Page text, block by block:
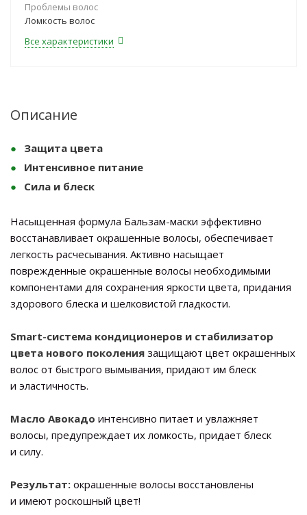
Проблемы волос
Ломкость волос
Все характеристики
Описание
Защита цвета
Интенсивное питание
Сила и блеск
Насыщенная формула Бальзам-маски эффективно
восстанавливает окрашенные волосы, обеспечивает
легкость расчесывания. Активно насыщает
поврежденные окрашенные волосы необходимыми
компонентами для сохранения яркости цвета, придания
здорового блеска и шелковистой гладкости.
Smart-система кондиционеров и стабилизатор
цвета нового поколения защищают цвет окрашенных
волос от быстрого вымывания, придают им блеск
и эластичность.
Масло Авокадо интенсивно питает и увлажняет
волосы, предупреждает их ломкость, придает блеск
и силу.
Результат: окрашенные волосы восстановлены
и имеют роскошный цвет!